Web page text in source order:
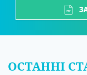
ОСТАННІ